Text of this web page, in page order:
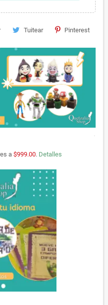
Tuitear Pinterest
.
a $999.00. Detalles